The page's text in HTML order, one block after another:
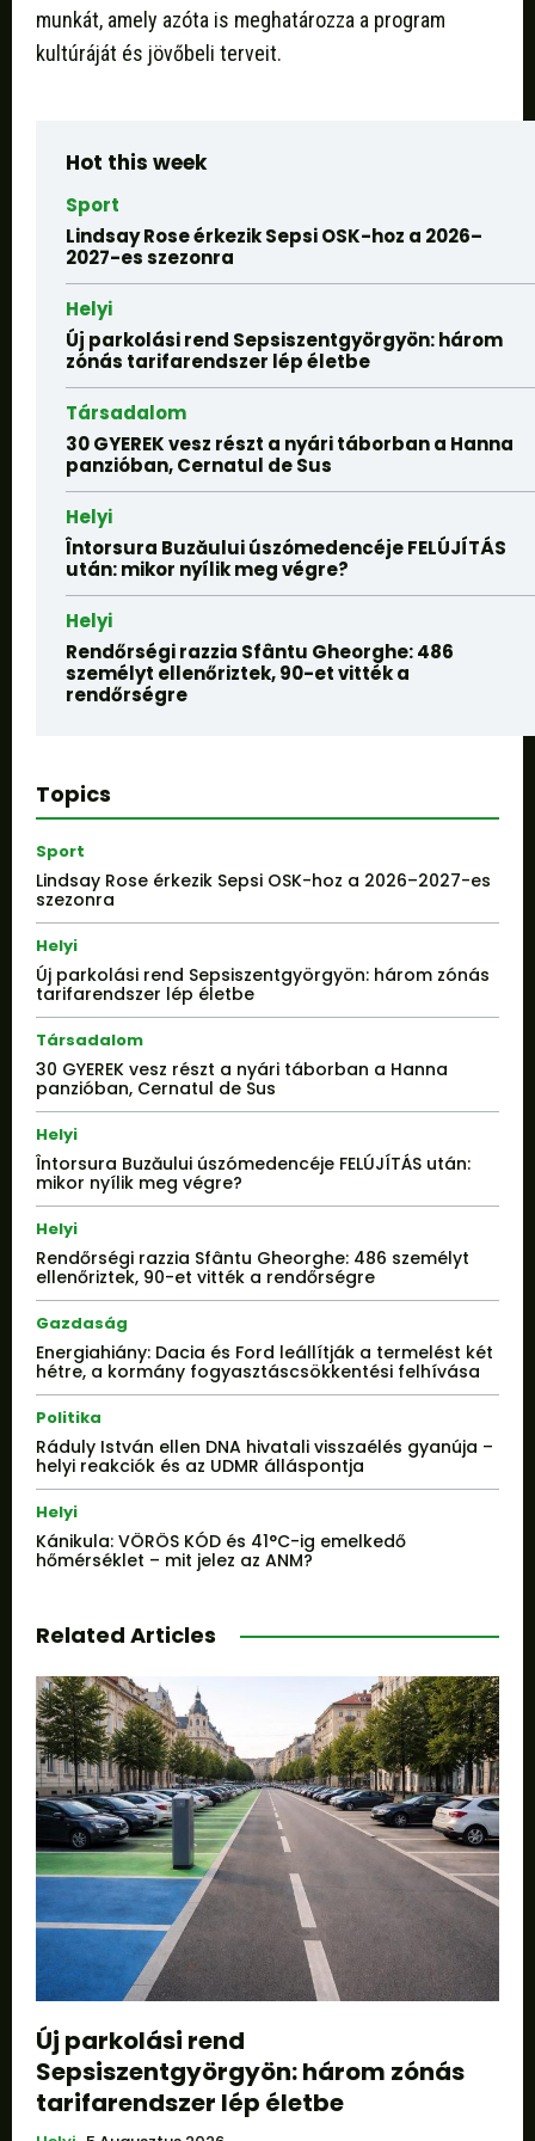
munkát, amely azóta is meghatározza a program
kultúráját és jövőbeli terveit.
Hot this week
Sport
Lindsay Rose érkezik Sepsi OSK-hoz a 2026–
2027-es szezonra
Helyi
Új parkolási rend Sepsiszentgyörgyön: három
zónás tarifarendszer lép életbe
Társadalom
30 GYEREK vesz részt a nyári táborban a Hanna
panzióban, Cernatul de Sus
Helyi
Întorsura Buzăului úszómedencéje FELÚJÍTÁS
után: mikor nyílik meg végre?
Helyi
Rendőrségi razzia Sfântu Gheorghe: 486
személyt ellenőriztek, 90-et vitték a
rendőrségre
Topics
Sport
Lindsay Rose érkezik Sepsi OSK-hoz a 2026–2027-es
szezonra
Helyi
Új parkolási rend Sepsiszentgyörgyön: három zónás
tarifarendszer lép életbe
Társadalom
30 GYEREK vesz részt a nyári táborban a Hanna
panzióban, Cernatul de Sus
Helyi
Întorsura Buzăului úszómedencéje FELÚJÍTÁS után:
mikor nyílik meg végre?
Helyi
Rendőrségi razzia Sfântu Gheorghe: 486 személyt
ellenőriztek, 90-et vitték a rendőrségre
Gazdaság
Energiahiány: Dacia és Ford leállítják a termelést két
hétre, a kormány fogyasztáscsökkentési felhívása
Politika
Ráduly István ellen DNA hivatali visszaélés gyanúja –
helyi reakciók és az UDMR álláspontja
Helyi
Kánikula: VÖRÖS KÓD és 41°C-ig emelkedő
hőmérséklet – mit jelez az ANM?
Related Articles
Új parkolási rend
Sepsiszentgyörgyön: három zónás
tarifarendszer lép életbe